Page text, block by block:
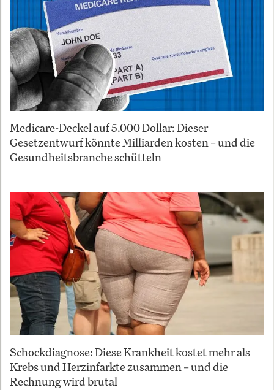
Medicare-Deckel auf 5.000 Dollar: Dieser
Gesetzentwurf könnte Milliarden kosten – und die
Gesundheitsbranche schütteln
Schockdiagnose: Diese Krankheit kostet mehr als
Krebs und Herzinfarkte zusammen – und die
Rechnung wird brutal